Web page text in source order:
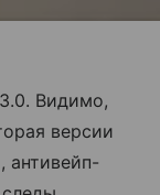
Видимо,
версии
антивейп-